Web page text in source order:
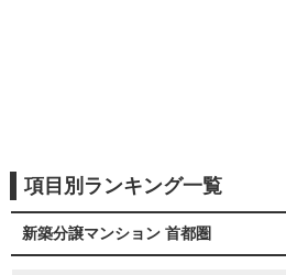
項目別ランキング一覧
新築分譲マンション 首都圏